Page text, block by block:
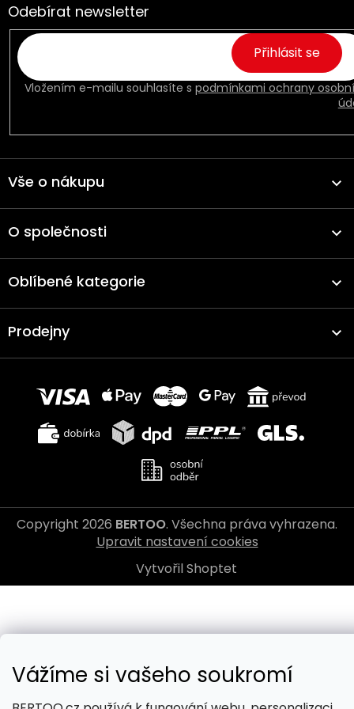
Vážíme si vašeho soukromí
Odebírat newsletter
Vložením e-mailu souhlasíte s podmínkami ochrany
Přihlásit se
Vše o nákupu
O společnosti
Oblíbené kategorie
Prodejny
Vytvořil Shoptet
Copyright 2026 BERTOO. Všechna práva vyhrazena.
Upravit nastavení cookies